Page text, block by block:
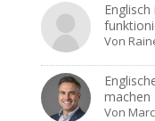
Von
machen
Von